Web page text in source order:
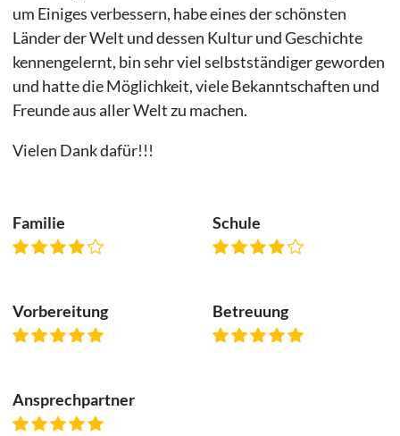
um Einiges verbessern, habe eines der schönsten
Länder der Welt und dessen Kultur und Geschichte
kennengelernt, bin sehr viel selbstständiger geworden
und hatte die Möglichkeit, viele Bekanntschaften und
Freunde aus aller Welt zu machen.
Vielen Dank dafür!!!
Familie Schule
Vorbereitung Betreuung
Ansprechpartner